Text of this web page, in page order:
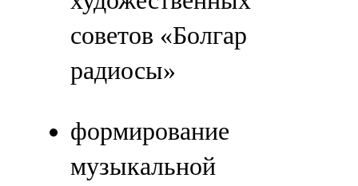
советов «Болгар
радиосы»
формирование
музыкальной